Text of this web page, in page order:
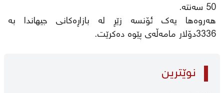
50 سەنتە.
هەروەها یەک ئۆنسە زێڕ لە بازاڕەکانی جیهاندا بە
3336دۆلار مامەڵەی پێوە دەکرێت.
نوێترین